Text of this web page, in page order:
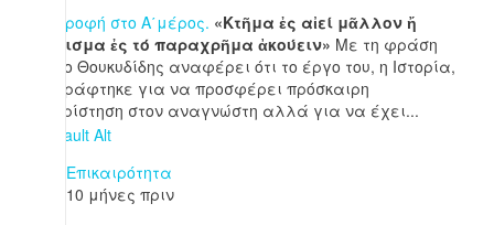
Επιστροφή στο Α΄μέρος. «Κτῆμα ἐς αἰεί μᾶλλον ἤ
ἀγώνισμα ἐς τό παραχρῆμα ἀκούειν» Με τη φράση
αυτή ο Θουκυδίδης αναφέρει ότι το έργο του, η Ιστορία,
δεν γράφτηκε για να προσφέρει πρόσκαιρη
ευχαρίστηση στον αναγνώστη αλλά για να έχει...
Επικαιρότητα
10 μήνες πριν